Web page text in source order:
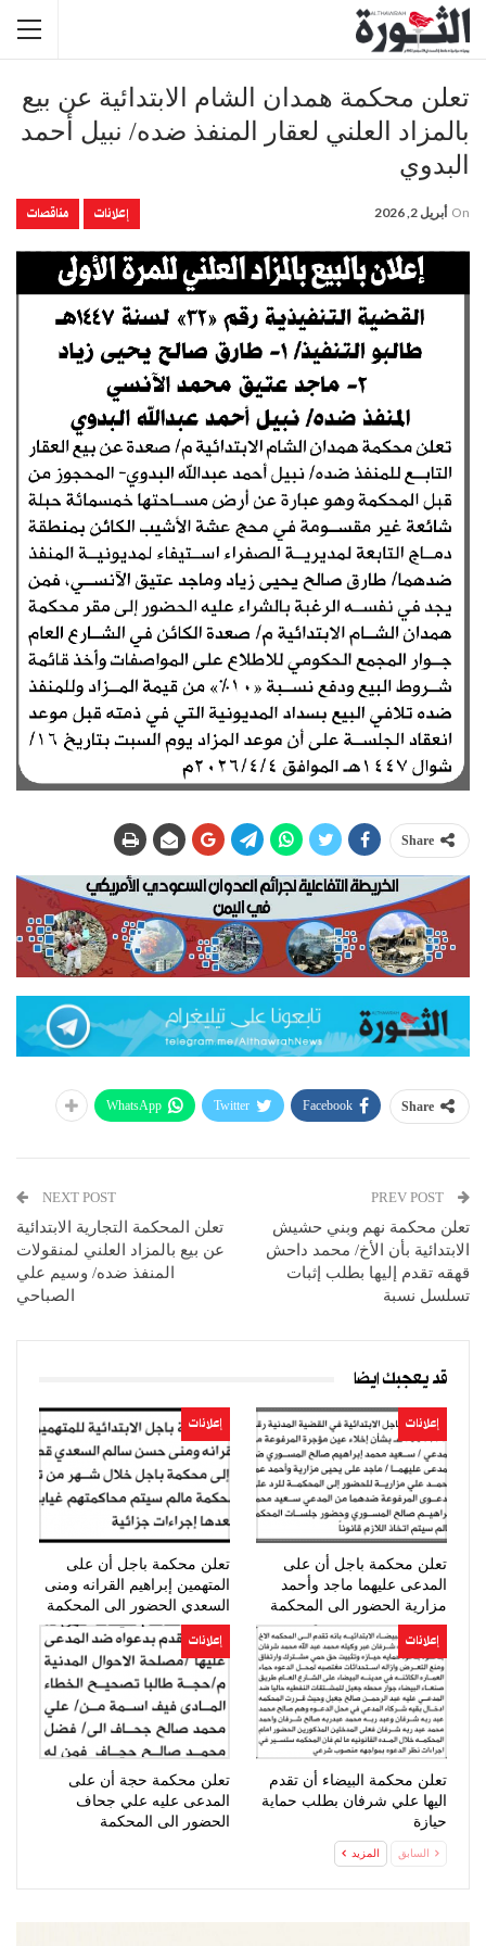
تعلن محكمة همدان الشام الابتدائية عن بيع
بالمزاد العلني لعقار المنفذ ضده/ نبيل أحمد
البدوي
إعلانات مناقصات On أبريل 2, 2026
Share
Share
Facebook
Twitter
WhatsApp
تعلن محكمة نهم وبني حشيش
الابتدائية بأن الأخ/ محمد داحش
قهقه تقدم إليها بطلب إثبات
تسلسل نسبة
NEXT POST
تعلن المحكمة التجارية الابتدائية
عن بيع بالمزاد العلني لمنقولات
المنفذ ضده/ وسيم علي
الصباحي
قد يعجبك ايضا
إعلانات
تعلن محكمة باجل أن على
المدعى عليهما ماجد وأحمد
مزارية الحضور الى المحكمة
إعلانات
تعلن محكمة باجل أن على
المتهمين إبراهيم القرانه ومنى
السعدي الحضور الى المحكمة
إعلانات
تعلن محكمة البيضاء أن تقدم
اليها علي شرفان بطلب حماية
حيازة
إعلانات
تعلن محكمة حجة أن على
المدعى عليه علي جحاف
الحضور الى المحكمة
السابق المزيد